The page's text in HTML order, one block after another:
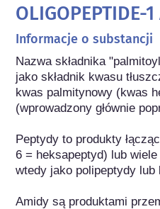
OLIGOPEPTIDE-
Informacje o substancji
Nazwa składnika
jako składnik kwasu
kwas palmitynowy (kwas
(wprowadzony głównie
Peptydy to produkty
6 = heksapeptyd) lub
wtedy jako polipeptydy lub
Amidy są produktami